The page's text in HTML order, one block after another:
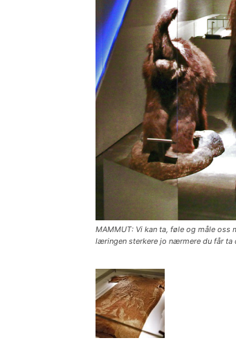
MAMMUT: Vi kan ta, føle og måle oss
læringen sterkere jo nærmere du får ta